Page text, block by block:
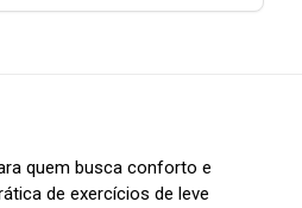
quem busca conforto e
de exercícios de leve